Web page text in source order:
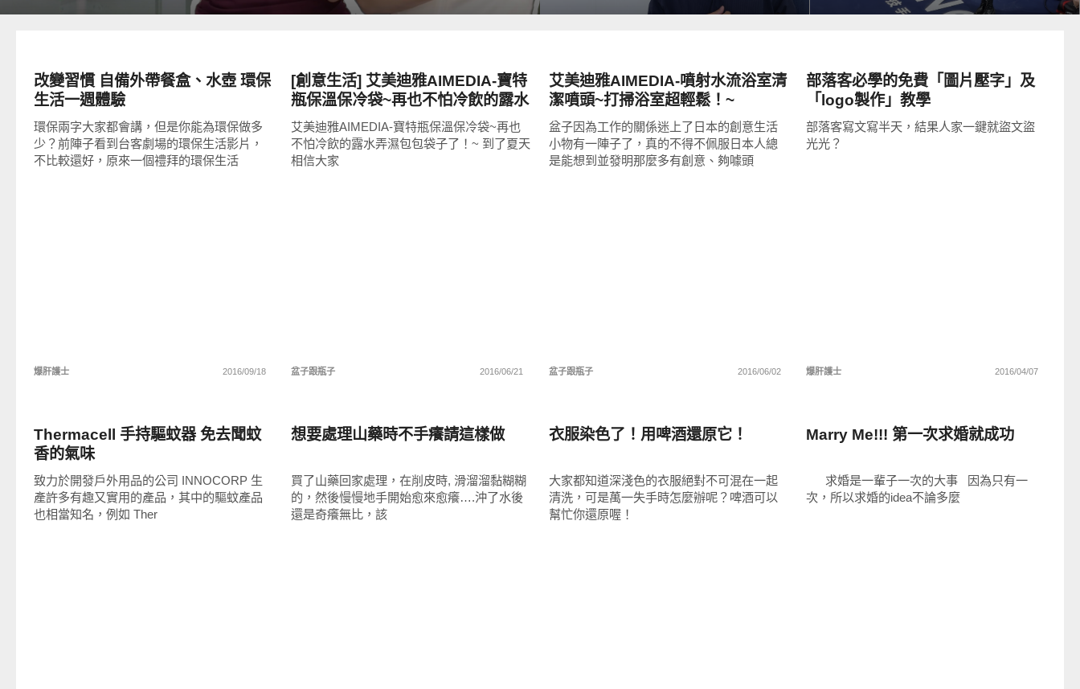
改變習慣 自備外帶餐盒、水壺 環保
生活一週體驗
環保兩字大家都會講，但是你能為環保做多
少？前陣子看到台客劇場的環保生活影片，
不比較還好，原來一個禮拜的環保生活
爆肝護士 2016/09/18
[創意生活] 艾美迪雅AIMEDIA-寶特
瓶保溫保冷袋~再也不怕冷飲的露水
弄濕包包袋子了！~
艾美迪雅AIMEDIA-寶特瓶保溫保冷袋~再也
不怕冷飲的露水弄濕包包袋子了！~ 到了夏天
相信大家
盆子跟瓶子 2016/06/21
艾美迪雅AIMEDIA-噴射水流浴室清
潔噴頭~打掃浴室超輕鬆！~
盆子因為工作的關係迷上了日本的創意生活
小物有一陣子了，真的不得不佩服日本人總
是能想到並發明那麼多有創意、夠噱頭
盆子跟瓶子 2016/06/02
部落客必學的免費「圖片壓字」及
「logo製作」教學
部落客寫文寫半天，結果人家一鍵就盜文盜
光光？
爆肝護士 2016/04/07
Thermacell 手持驅蚊器 免去聞蚊
香的氣味
致力於開發戶外用品的公司 INNOCORP 生
產許多有趣又實用的產品，其中的驅蚊產品
也相當知名，例如 Ther
想要處理山藥時不手癢請這樣做
買了山藥回家處理，在削皮時, 滑溜溜黏糊糊
的，然後慢慢地手開始愈來愈癢….沖了水後
還是奇癢無比，該
衣服染色了！用啤酒還原它！
大家都知道深淺色的衣服絕對不可混在一起
清洗，可是萬一失手時怎麼辦呢？啤酒可以
幫忙你還原喔！
Marry Me!!! 第一次求婚就成功
求婚是一輩子一次的大事 因為只有一
次，所以求婚的idea不論多麼